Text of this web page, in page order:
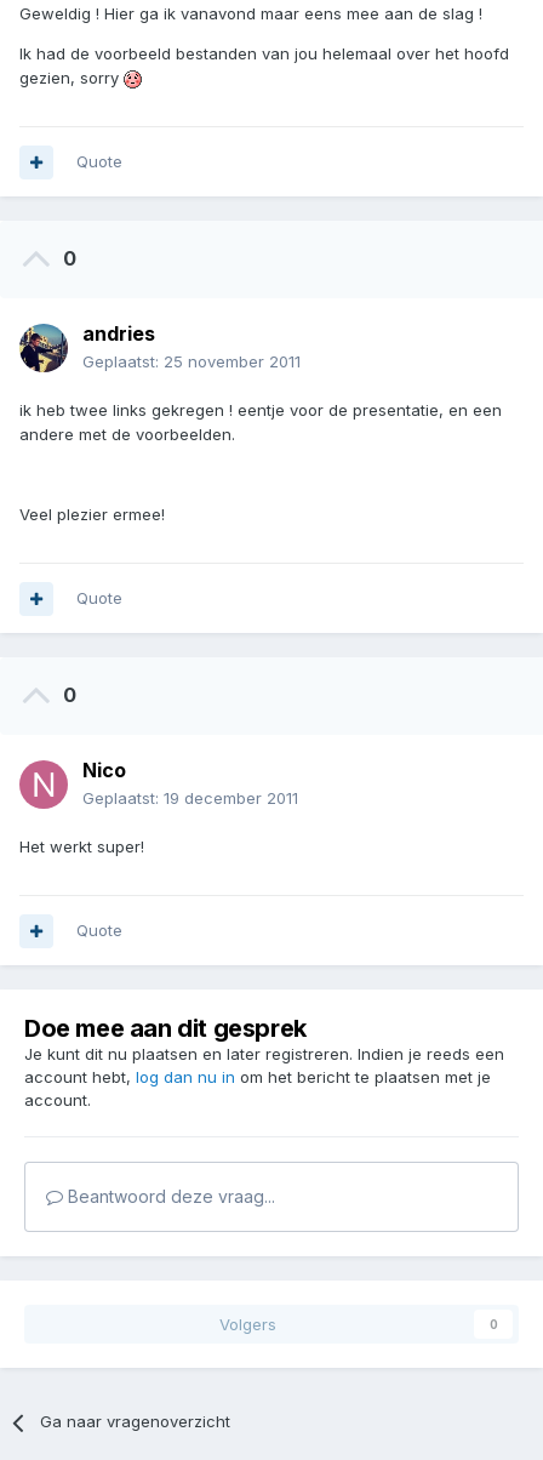
Geweldig ! Hier ga ik vanavond maar eens mee aan de slag !
Ik had de voorbeeld bestanden van jou helemaal over het hoofd
gezien, sorry
Quote
0
andries
Geplaatst: 25 november 2011
ik heb twee links gekregen ! eentje voor de presentatie, en een
andere met de voorbeelden.
Veel plezier ermee!
Quote
0
Nico
Geplaatst: 19 december 2011
Het werkt super!
Quote
Doe mee aan dit gesprek
Je kunt dit nu plaatsen en later registreren. Indien je reeds een
account hebt, log dan nu in om het bericht te plaatsen met je
account.
Beantwoord deze vraag...
Volgers 0
Ga naar vragenoverzicht